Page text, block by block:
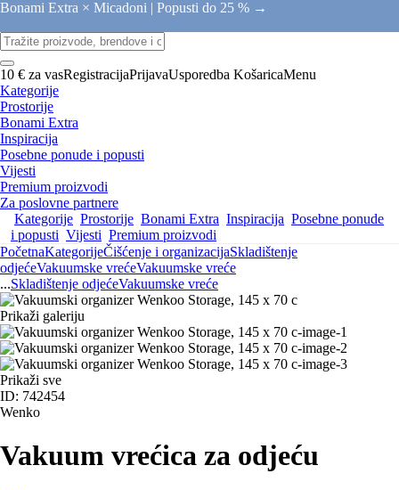
Bonami Extra × Micadoni | Popusti do 25 % →
10 € za vasRegistracijaPrijavaUsporedba KošaricaMenu
Kategorije
Prostorije
Bonami Extra
Inspiracija
Posebne ponude i popusti
Vijesti
Premium proizvodi
Za poslovne partnere
Kategorije Prostorije Bonami Extra Inspiracija Posebne ponude
i popusti Vijesti Premium proizvodi
PočetnaKategorijeČišćenje i organizacijaSkladištenje
odjećeVakuumske vrećeVakuumske vreće
...Skladištenje odjećeVakuumske vreće
Prikaži galeriju
Prikaži sve
ID: 742454
Wenko
Vakuum vrećica za odjeću